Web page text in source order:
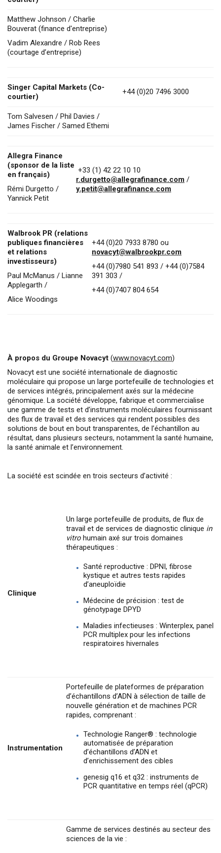
Matthew Johnson / Charlie
Bouverat (finance d'entreprise)
Vadim Alexandre / Rob Rees
(courtage d’entreprise)
Singer Capital Markets (Co-
courtier)
+44 (0)20 7496 3000
Tom Salvesen / Phil Davies /
James Fischer / Samed Ethemi
Allegra Finance
(sponsor de la liste
en français)
Rémi Durgetto /
Yannick Petit
+33 (1) 42 22 10 10
r.durgetto@allegrafinance.com /
y.petit@allegrafinance.com
Walbrook PR (relations
publiques financières
et relations
investisseurs)
Paul McManus / Lianne
Applegarth /
Alice Woodings
+44 (0)20 7933 8780 ou
novacyt@walbrookpr.com
+44 (0)7980 541 893 / +44 (0)7584
391 303 /
+44 (0)7407 804 654
À propos du Groupe Novacyt (www.novacyt.com)
Novacyt est une société internationale de diagnostic
moléculaire qui propose un large portefeuille de technologies et
de services intégrés, principalement axés sur la médecine
génomique. La société développe, fabrique et commercialise
une gamme de tests et d’instruments moléculaires fournissant
des flux de travail et des services qui rendent possibles des
solutions de bout en bout transparentes, de l’échantillon au
résultat, dans plusieurs secteurs, notamment la santé humaine,
la santé animale et l’environnement.
La société est scindée en trois secteurs d’activité :
Clinique
Un large portefeuille de produits, de flux de
travail et de services de diagnostic clinique in
vitro humain axé sur trois domaines
thérapeutiques :
Santé reproductive : DPNI, fibrose
kystique et autres tests rapides
d’aneuploïdie
Médecine de précision : test de
génotypage DPYD
Maladies infectieuses : Winterplex, panel
PCR multiplex pour les infections
respiratoires hivernales
Instrumentation
Portefeuille de plateformes de préparation
d’échantillons d’ADN à sélection de taille de
nouvelle génération et de machines PCR
rapides, comprenant :
Technologie Ranger® : technologie
automatisée de préparation
d’échantillons d’ADN et
d’enrichissement des cibles
genesig q16 et q32 : instruments de
PCR quantitative en temps réel (qPCR)
Gamme de services destinés au secteur des
sciences de la vie :